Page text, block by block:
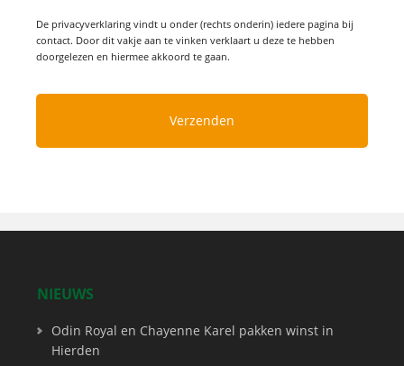
De privacyverklaring vindt u onder (rechts onderin) iedere pagina bij
contact. Door dit vakje aan te vinken verklaart u deze te hebben
doorgelezen en hiermee akkoord te gaan.
NIEUWS
Odin Royal en Chayenne Karel pakken winst in
Hierden